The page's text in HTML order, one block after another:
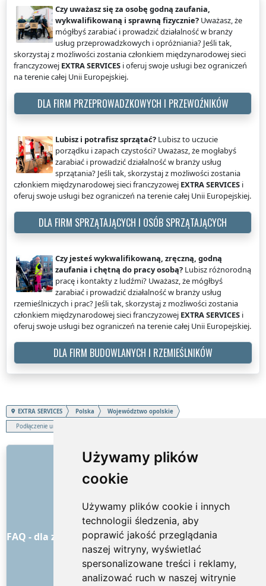
Używamy plików
cookie
Używamy plików cookie i innych
technologii śledzenia, aby
poprawić jakość przeglądania
naszej witryny, wyświetlać
spersonalizowane treści i reklamy,
analizować ruch w naszej witrynie
Czy uważasz się za osobę godną zaufania,
wykwalifikowaną i sprawną fizycznie? Uważasz, że
mógłbyś zarabiać i prowadzić działalność w branży
usług przeprowadzkowych i opróżniania? Jeśli tak,
skorzystaj z możliwości zostania członkiem międzynarodowej sieci
franczyzowej EXTRA SERVICES i oferuj swoje usługi bez ograniczeń
na terenie całej Unii Europejskiej.
DLA FIRM PRZEPROWADZKOWYCH I PRZEWOŹNIKÓW
Lubisz i potrafisz sprzątać? Lubisz to uczucie
porządku i zapach czystości? Uważasz, że mogłabyś
zarabiać i prowadzić działalność w branży usług
sprzątania? Jeśli tak, skorzystaj z możliwości zostania
członkiem międzynarodowej sieci franczyzowej EXTRA SERVICES i
oferuj swoje usługi bez ograniczeń na terenie całej Unii Europejskiej.
DLA FIRM SPRZĄTAJĄCYCH I OSÓB SPRZĄTAJĄCYCH
Czy jesteś wykwalifikowaną, zręczną, godną
zaufania i chętną do pracy osobą? Lubisz różnorodną
pracę i kontakty z ludźmi? Uważasz, że mógłbyś
zarabiać i prowadzić działalność w branży usług
rzemieślniczych i prac? Jeśli tak, skorzystaj z możliwości zostania
członkiem międzynarodowej sieci franczyzowej EXTRA SERVICES i
oferuj swoje usługi bez ograniczeń na terenie całej Unii Europejskiej.
DLA FIRM BUDOWLANYCH I RZEMIEŚLNIKÓW
EXTRA SERVICES Polska
Województwo opolskie
Podłączenie urządzeń elektrycznych
LINKI
O nas
Cennik
Ogólne warunki handlowe
FAQ - dla zamawiających
FAQ - dla dostawców usług
Reklama i marketing
Blog
Kontakt